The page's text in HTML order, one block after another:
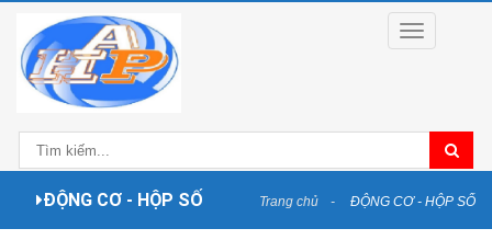
Toggle
navigation
ĐỘNG CƠ - HỘP SỐ Trang chủ ĐỘNG CƠ - HỘP SỐ